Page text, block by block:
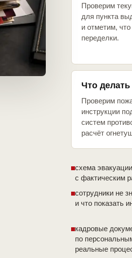
Проверим
для пункта
и отметим,
переделки.
Что
Проверим
инструкции
систем
расчёт
схема
с фактическим
сотрудники не
и что показать
кадровые
по
реальные